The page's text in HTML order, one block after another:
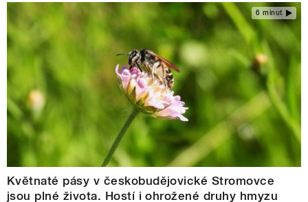
6 minut
Květnaté pásy v českobudějovické Stromovce
jsou plné života. Hostí i ohrožené druhy hmyzu